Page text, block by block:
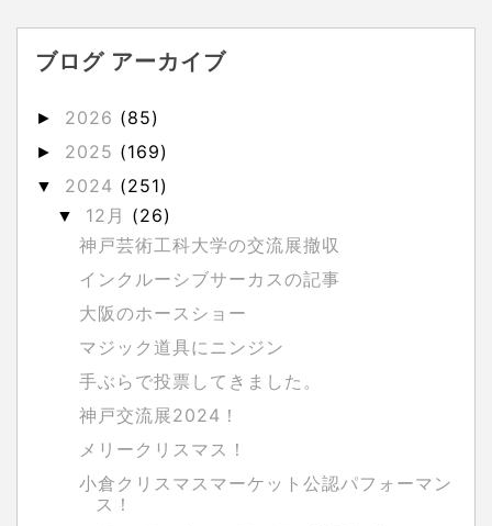
ブログ アーカイブ
► 2026 (85)
► 2025 (169)
▼ 2024 (251)
▼ 12月 (26)
神戸芸術工科大学の交流展撤収
インクルーシブサーカスの記事
大阪のホースショー
マジック道具にニンジン
手ぶらで投票してきました。
神戸交流展2024！
メリークリスマス！
小倉クリスマスマーケット公認パフォーマン
ス！